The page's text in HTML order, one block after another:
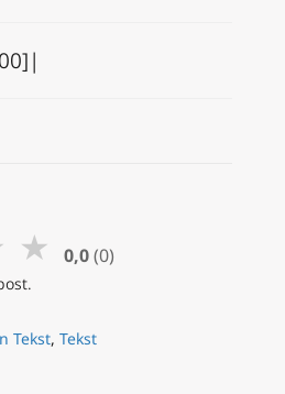
★ 0,0 (0)
Tekst, Tekst